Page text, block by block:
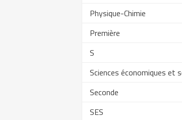
Physique-Chimie
Première
S
Sciences économiques et
Seconde
SES